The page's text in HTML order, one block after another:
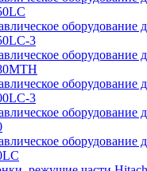
оборудование
3
оборудование
оборудование
3
оборудование
оборудование